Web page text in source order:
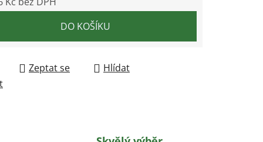
DO KOŠÍKU
Zeptat se
Hlídat